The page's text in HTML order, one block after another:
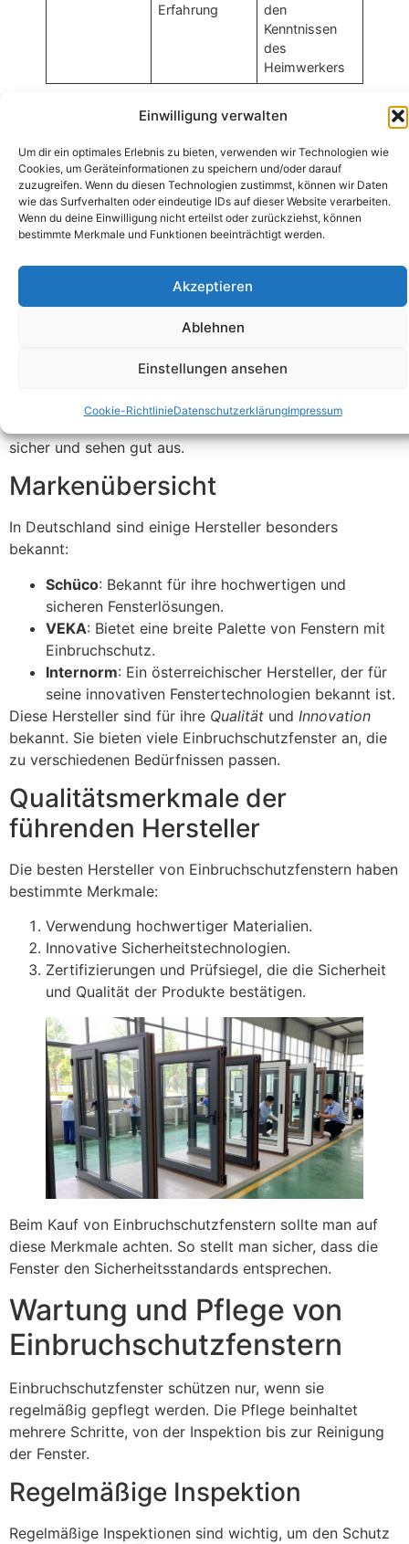
Einwilligung verwalten
Um dir ein optimales Erlebnis zu bieten, verwenden wir Technologien wie
Cookies, um Geräteinformationen zu speichern und/oder darauf
zuzugreifen. Wenn du diesen Technologien zustimmst, können wir Daten
wie das Surfverhalten oder eindeutige IDs auf dieser Website verarbeiten.
Wenn du deine Einwilligung nicht erteilst oder zurückziehst, können
bestimmte Merkmale und Funktionen beeinträchtigt werden.
Akzeptieren
Ablehnen
Einstellungen ansehen
Cookie-RichtlinieDatenschutzerklärungImpressum
Erfahrung
den
Kenntnissen
des
Heimwerkers
Beliebte Hersteller von
Einbruchschutzfenstern
Es gibt viele Hersteller von Einbruchschutzfenstern. Sie
sicher und sehen gut aus.
Markenübersicht
In Deutschland sind einige Hersteller besonders
bekannt:
Schüco: Bekannt für ihre hochwertigen und
sicheren Fensterlösungen.
VEKA: Bietet eine breite Palette von Fenstern mit
Einbruchschutz.
Internorm: Ein österreichischer Hersteller, der für
seine innovativen Fenstertechnologien bekannt ist.
Diese Hersteller sind für ihre Qualität und Innovation
bekannt. Sie bieten viele Einbruchschutzfenster an, die
zu verschiedenen Bedürfnissen passen.
Qualitätsmerkmale der
führenden Hersteller
Die besten Hersteller von Einbruchschutzfenstern haben
bestimmte Merkmale:
Verwendung hochwertiger Materialien.
Innovative Sicherheitstechnologien.
Zertifizierungen und Prüfsiegel, die die Sicherheit
und Qualität der Produkte bestätigen.
Beim Kauf von Einbruchschutzfenstern sollte man auf
diese Merkmale achten. So stellt man sicher, dass die
Fenster den Sicherheitsstandards entsprechen.
Wartung und Pflege von
Einbruchschutzfenstern
Einbruchschutzfenster schützen nur, wenn sie
regelmäßig gepflegt werden. Die Pflege beinhaltet
mehrere Schritte, von der Inspektion bis zur Reinigung
der Fenster.
Regelmäßige Inspektion
Regelmäßige Inspektionen sind wichtig, um den Schutz